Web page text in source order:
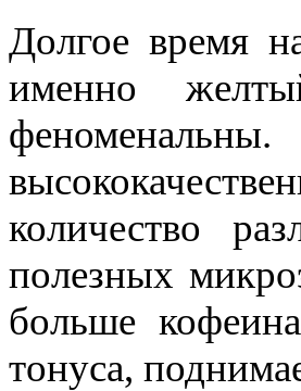
Долгое время
именно
количество
полезных
больше
тонуса,